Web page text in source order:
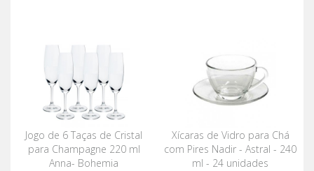
Jogo de 6 Taças de Cristal
para Champagne 220 ml
Anna- Bohemia
Xícaras de Vidro para Chá
com Pires Nadir - Astral - 240
ml - 24 unidades